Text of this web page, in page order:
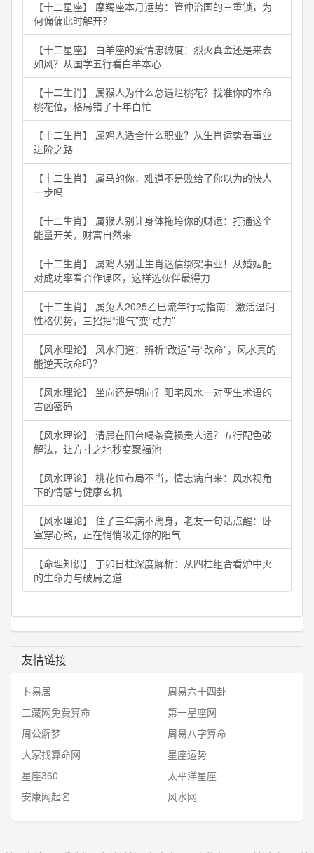
【十二星座】 摩羯座本月运势：管仲治国的三重锁，为
何偏偏此时解开？
【十二星座】 白羊座的爱情忠诚度：烈火真金还是来去
如风？从国学五行看白羊本心
【十二生肖】 属猴人为什么总遇烂桃花？找准你的本命
桃花位，格局错了十年白忙
【十二生肖】 属鸡人适合什么职业？从生肖运势看事业
进阶之路
【十二生肖】 属马的你，难道不是败给了你以为的快人
一步吗
【十二生肖】 属猴人别让身体拖垮你的财运：打通这个
能量开关，财富自然来
【十二生肖】 属鸡人别让生肖迷信绑架事业！从婚姻配
对成功率看合作误区，这样选伙伴最得力
【十二生肖】 属兔人2025乙巳流年行动指南：激活温润
性格优势，三招把“泄气”变“动力”
【风水理论】 风水门道：辨析“改运”与“改命”，风水真的
能逆天改命吗？
【风水理论】 坐向还是朝向？阳宅风水一对孪生术语的
吉凶密码
【风水理论】 清晨在阳台喝茶竟损贵人运？五行配色破
解法，让方寸之地秒变聚福池
【风水理论】 桃花位布局不当，情志病自来：风水视角
下的情感与健康玄机
【风水理论】 住了三年病不离身，老友一句话点醒：卧
室穿心煞，正在悄悄吸走你的阳气
【命理知识】 丁卯日柱深度解析：从四柱组合看炉中火
的生命力与破局之道
友情链接
卜易居
周易六十四卦
三藏网免费算命
第一星座网
周公解梦
周易八字算命
大家找算命网
星座运势
星座360
太平洋星座
安康网起名
风水网